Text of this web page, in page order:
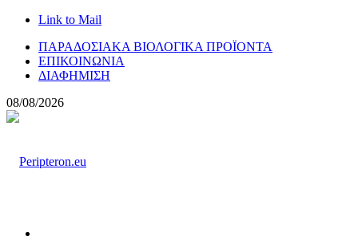
Link to Mail
ΠΑΡΑΔΟΣΙΑΚΑ ΒΙΟΛΟΓΙΚΑ ΠΡΟΪΟΝΤΑ
ΕΠΙΚΟΙΝΩΝΙΑ
ΔΙΑΦΗΜΙΣΗ
08/08/2026